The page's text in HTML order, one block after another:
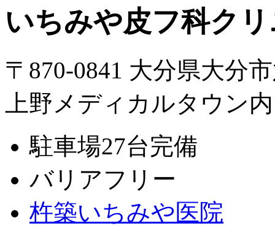
いちみや皮フ科ク
〒870-0841 大分県大分
上野メディカルタウン内
駐車場27台完備
バリアフリー
杵築いちみや医院